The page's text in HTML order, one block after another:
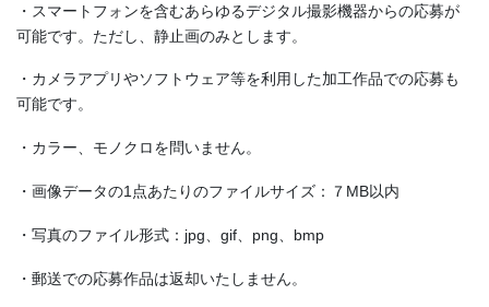
・スマートフォンを含むあらゆるデジタル撮影機器からの応募が
可能です。ただし、静止画のみとします。
・カメラアプリやソフトウェア等を利用した加工作品での応募も
可能です。
・カラー、モノクロを問いません。
・画像データの1点あたりのファイルサイズ：７MB以内
・写真のファイル形式：jpg、gif、png、bmp
・郵送での応募作品は返却いたしません。